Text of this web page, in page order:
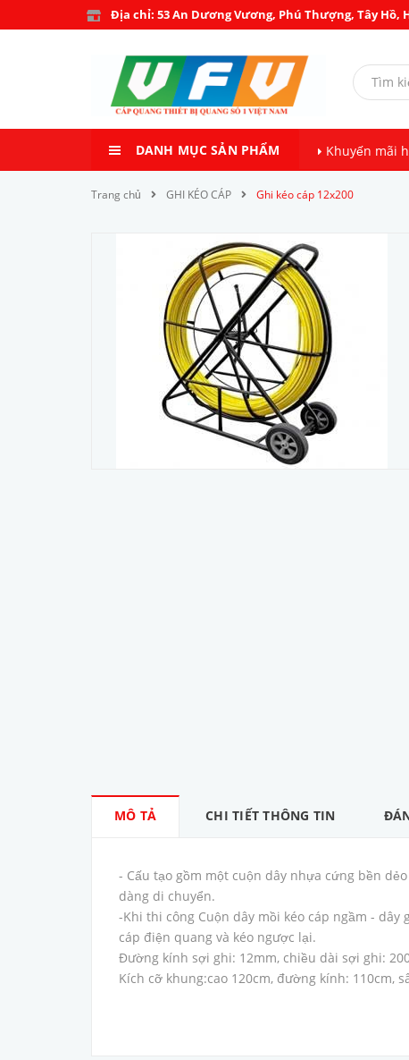
Địa chỉ: 53 An Dương Vương, Phú Thượng, Tây Hồ,
DANH MỤC SẢN PHẨM Khuyến mãi
Trang chủ GHI KÉO CÁP Ghi kéo cáp 12x200
MÔ TẢ CHI TIẾT THÔNG TIN
- Cấu tạo gồm một cuộn dây nhựa cứng bền
dàng di chuyển.
-Khi thi công Cuộn dây mồi kéo cáp ngầm -
cáp điện quang và kéo ngược lại.
Đường kính sợi ghi: 12mm, chiều dài sợi ghi:
Kích cỡ khung:cao 120cm, đường kính: 110cm,